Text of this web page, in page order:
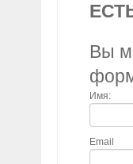
Вы
Имя:
Email